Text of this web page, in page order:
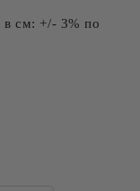
в см: +/- 3% по